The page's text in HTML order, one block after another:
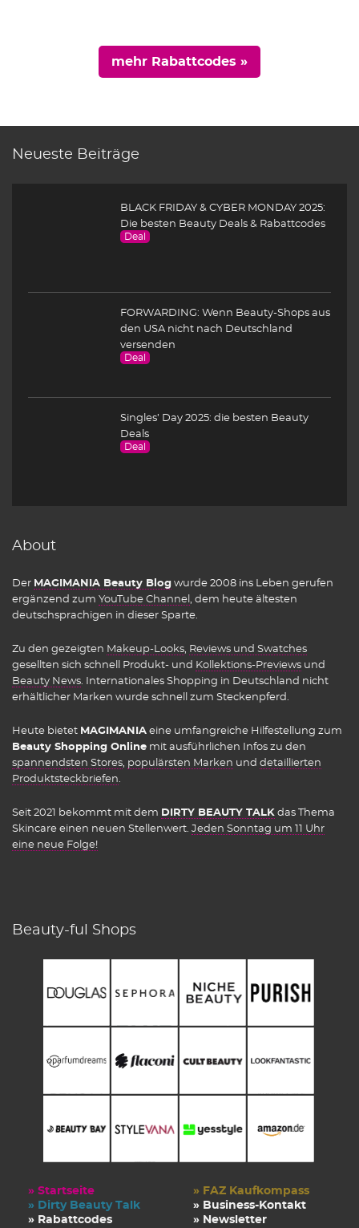
mehr Rabattcodes »
Neueste Beiträge
BLACK FRIDAY & CYBER MONDAY 2025:
Die besten Beauty Deals & Rabattcodes
Deal
FORWARDING: Wenn Beauty-Shops aus
den USA nicht nach Deutschland
versenden
Deal
Singles’ Day 2025: die besten Beauty
Deals
Deal
About
Der MAGIMANIA Beauty Blog wurde 2008 ins Leben gerufen
ergänzend zum YouTube Channel
, dem heute ältesten
deutschsprachigen in dieser Sparte.
Zu den gezeigten Makeup-Looks Reviews und Swatches
gesellten sich schnell Produkt- und Kollektions-Previews und
Beauty News . Internationales Shopping in Deutschland nicht
erhältlicher Marken wurde schnell zum Steckenpferd.
Heute bietet MAGIMANIA eine umfangreiche Hilfestellung zum
Beauty Shopping Online mit ausführlichen Infos zu den
spannendsten Stores populärsten Marken und detaillierten
Produktsteckbriefen
Seit 2021 bekommt mit dem DIRTY BEAUTY TALK das Thema
Skincare einen neuen Stellenwert. Jeden Sonntag um 11 Uhr
eine neue Folge!
Beauty-ful Shops
» Startseite
» Dirty Beauty Talk
» Rabattcodes
» FAZ Kaufkompass
» Business-Kontakt
» Newsletter